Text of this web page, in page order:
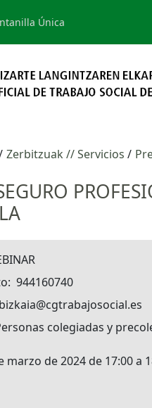
Única
Zerbitzuak // Servicios
944160740
bizkaia@cgtrabajosocial.es
colegiadas y
marzo de 2024 de 17:00 a